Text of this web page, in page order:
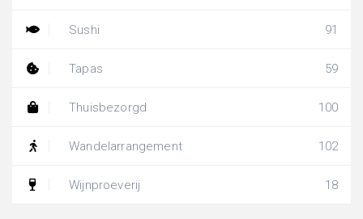
Sushi 91
Tapas 59
Thuisbezorgd 100
Wandelarrangement 102
Wijnproeverij 18